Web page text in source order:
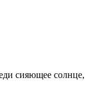
сияющее солнце,